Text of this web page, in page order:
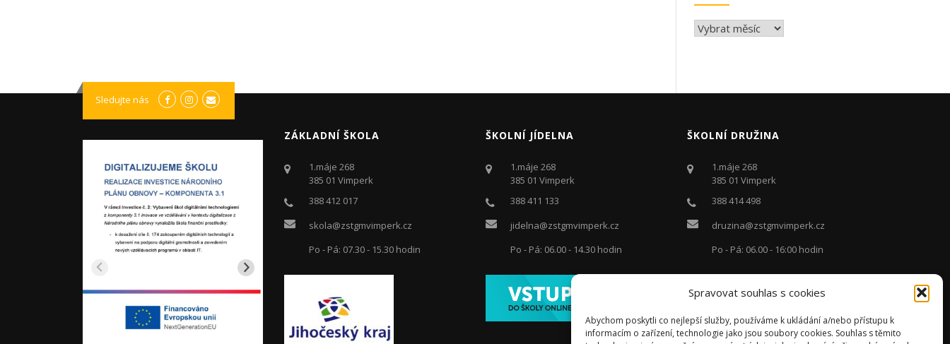
Spravovat souhlas s cookies
Abychom poskytli co nejlepší služby, používáme k ukládání a/nebo přístupu k
informacím o zařízení, technologie jako jsou soubory cookies. Souhlas s těmito
Sledujte nás
ZÁKLADNÍ ŠKOLA
1.máje 268
385 01 Vimperk
388 412 017
skola@zstgmvimperk.cz
Po - Pá: 07.30 - 15.30 hodin
ŠKOLNÍ JÍDELNA
1.máje 268
385 01 Vimperk
388 411 133
jidelna@zstgmvimperk.cz
Po - Pá: 06.00 - 14.30 hodin
ŠKOLNÍ DRUŽINA
1.máje 268
385 01 Vimperk
388 414 498
druzina@zstgmvimperk.cz
Po - Pá: 06.00 - 16:00 hodin